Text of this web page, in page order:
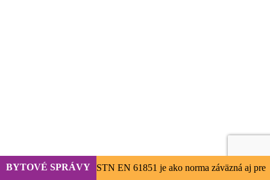
BYTOVÉ SPRÁVY STN EN 61851 je ako norma záväzná aj pre